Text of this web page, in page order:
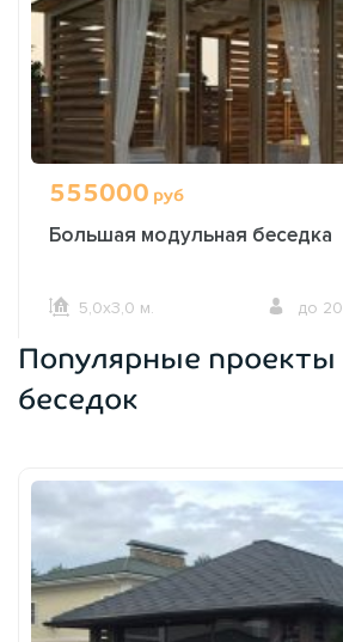
555000 руб
Большая модульная беседка
5,0х3,0 м. до 20
ОФОРМИТЬ ЗАКАЗ
Популярные проекты
беседок